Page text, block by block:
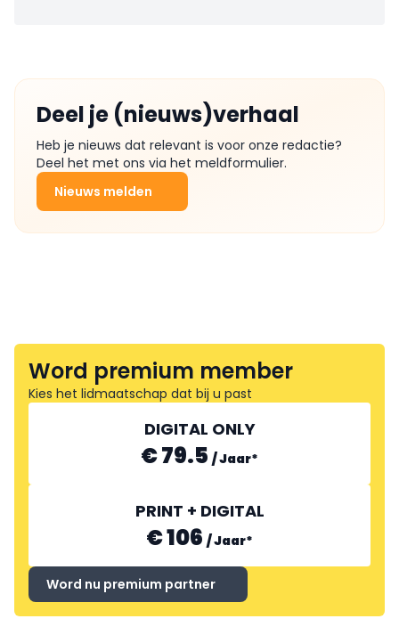
Deel je (nieuws)verhaal
Heb je nieuws dat relevant is voor onze redactie?
Deel het met ons via het meldformulier.
Nieuws melden
Word premium member
Kies het lidmaatschap dat bij u past
DIGITAL ONLY
€ 79.5 /Jaar*
PRINT + DIGITAL
€ 106 /Jaar*
Word nu premium partner